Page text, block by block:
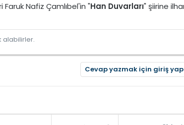
Nafiz Çamlıbel'in "Han Duvarları" şiirine
alabilirler.
Cevap yazmak için giriş